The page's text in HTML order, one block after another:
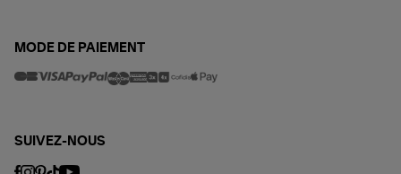
MODE DE PAIEMENT
SUIVEZ-NOUS